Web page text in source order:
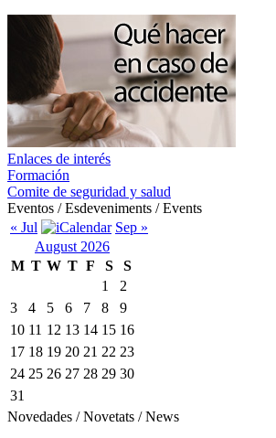
Enlaces de interés
Formación
Comite de seguridad y salud
Eventos / Esdeveniments / Events
« Jul
Sep »
August 2026
M T W T F S
S
1
2
3
4 5 6 7 8
9
10 11 12 13 14 15 16
17 18 19 20 21 22 23
24 25 26 27 28 29 30
31
Novedades / Novetats / News